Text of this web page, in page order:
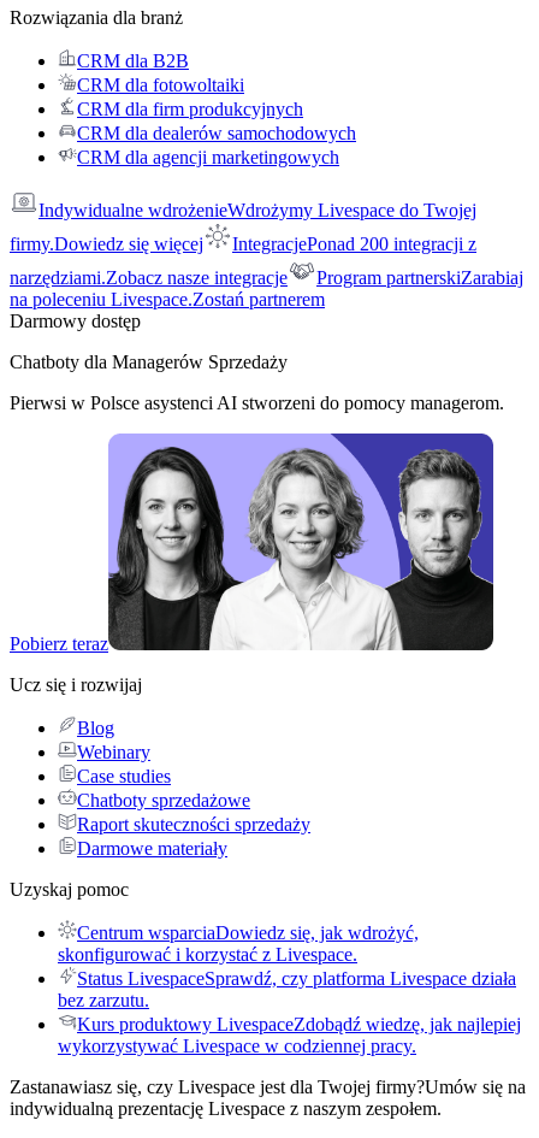
Rozwiązania dla branż
CRM dla B2B
CRM dla fotowoltaiki
CRM dla firm produkcyjnych
CRM dla dealerów samochodowych
CRM dla agencji marketingowych
Indywidualne wdrożenieWdrożymy Livespace do Twojej
firmy.Dowiedz się więcej IntegracjePonad 200 integracji z
narzędziami.Zobacz nasze integracje Program partnerskiZarabiaj
na poleceniu Livespace.Zostań partnerem
Darmowy dostęp
Chatboty dla Managerów Sprzedaży
Pierwsi w Polsce asystenci AI stworzeni do pomocy managerom.
Pobierz teraz
Ucz się i rozwijaj
Blog
Webinary
Case studies
Chatboty sprzedażowe
Raport skuteczności sprzedaży
Darmowe materiały
Uzyskaj pomoc
Centrum wsparciaDowiedz się, jak wdrożyć,
skonfigurować i korzystać z Livespace.
Status LivespaceSprawdź, czy platforma Livespace działa
bez zarzutu.
Kurs produktowy LivespaceZdobądź wiedzę, jak najlepiej
wykorzystywać Livespace w codziennej pracy.
Zastanawiasz się, czy Livespace jest dla Twojej firmy?Umów się na
indywidualną prezentację Livespace z naszym zespołem.